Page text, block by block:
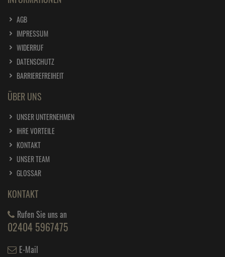
AGB
IMPRESSUM
WIDERRUF
DATENSCHUTZ
BARRIEREFREIHEIT
ÜBER UNS
UNSER UNTERNEHMEN
IHRE VORTEILE
KONTAKT
UNSER TEAM
GLOSSAR
KONTAKT
Rufen Sie uns an
02404 5967475
E-Mail